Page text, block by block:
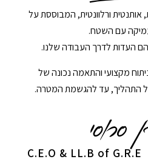
אותנטית ורלוונטית, המבוססת על
עם השטח.
העדות לדרך העבודה שלנו.
מקצועי והתאמה נכונה של
התהליך, עד להגשמת המטרה.
C.E.O & LL.B of G.R.E